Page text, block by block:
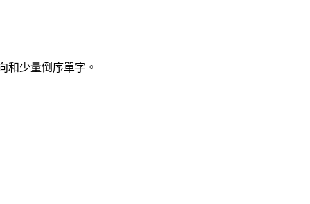
和少量倒序單字。